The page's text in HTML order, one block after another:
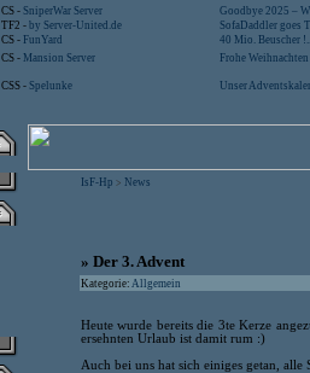
CS - SniperWar Server
Goodbye 2025 –
TF2 - by Server-United.de
SofaDaddler goes
CS - FunYard
40 Mio. Beuscher
CS - Mansion Server
Frohe
CSS - Spelunke Unser
IsF-Hp > News
» Der 3. Advent
Kategorie: Allgemein
Heute wurde bereits die 3te Kerze
ersehnten Urlaub ist damit rum :)
Auch bei uns hat sich einiges getan,